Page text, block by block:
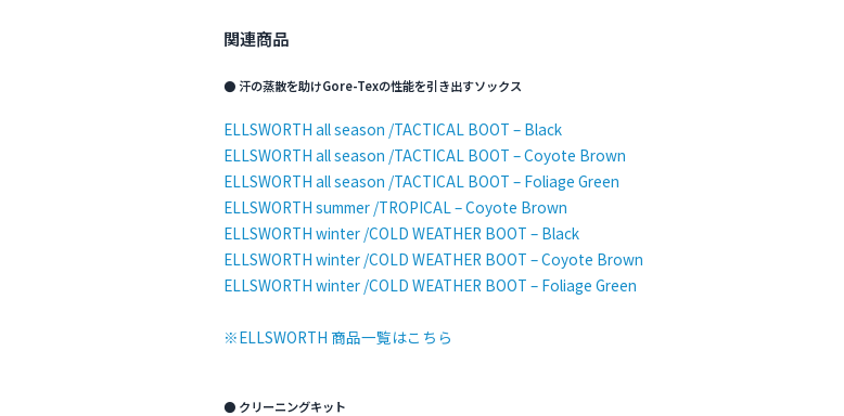
関連商品
● 汗の蒸散を助けGore-Texの性能を引き出すソックス
ELLSWORTH all season /TACTICAL BOOT – Black
ELLSWORTH all season /TACTICAL BOOT – Coyote Brown
ELLSWORTH all season /TACTICAL BOOT – Foliage Green
ELLSWORTH summer /TROPICAL – Coyote Brown
ELLSWORTH winter /COLD WEATHER BOOT – Black
ELLSWORTH winter /COLD WEATHER BOOT – Coyote Brown
ELLSWORTH winter /COLD WEATHER BOOT – Foliage Green
※ELLSWORTH 商品一覧はこちら
● クリーニングキット